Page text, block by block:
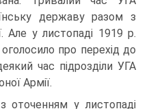
державу разом з
Але у листопаді 1919 р.
про перехід до
час підрозділи УГА
Армії.
оточенням у листопаді